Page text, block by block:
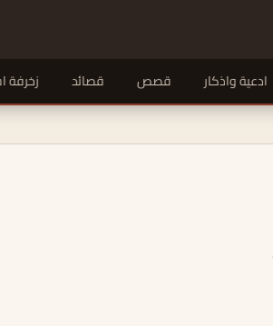
ادعية واذكار قصص قصائد زخرفة